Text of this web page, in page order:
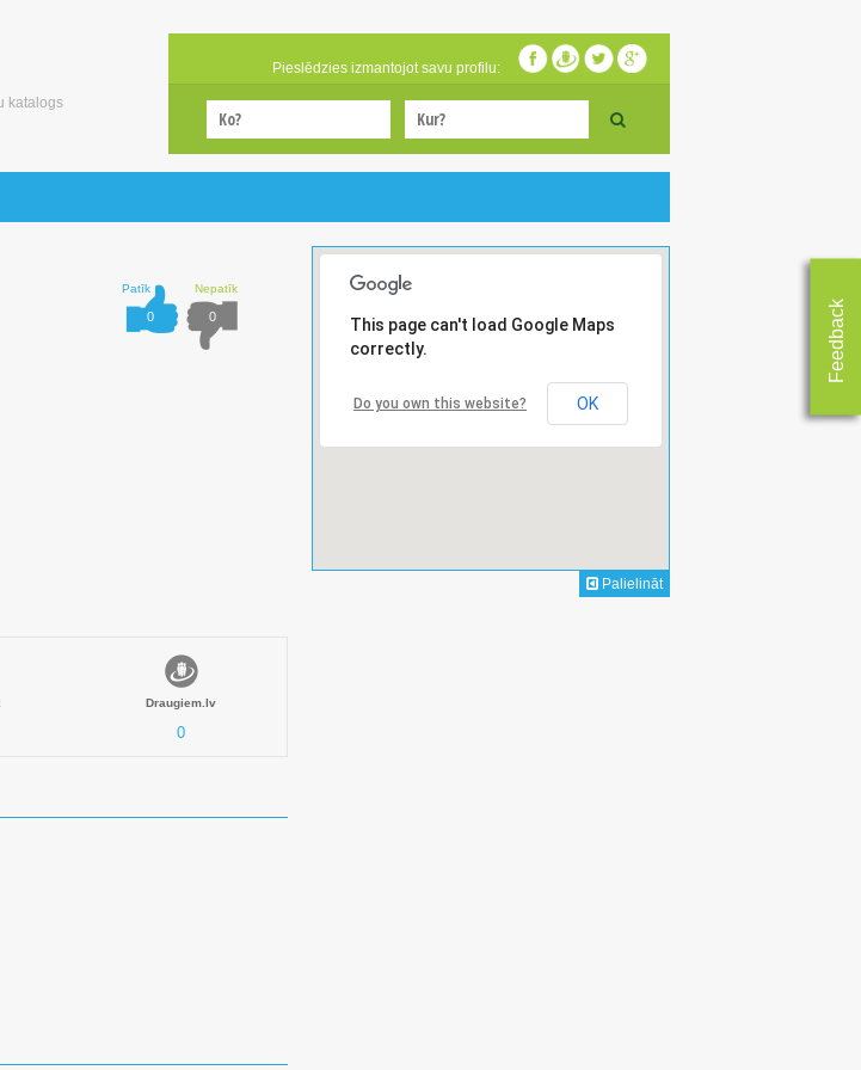
katalogs
Pieslēdzies izmantojot savu profilu:
Feedback
Patīk
0
Nepatīk
0
Draugiem.lv
0
This page can't load Google Maps
correctly.
Do you own this website? OK
Palielināt